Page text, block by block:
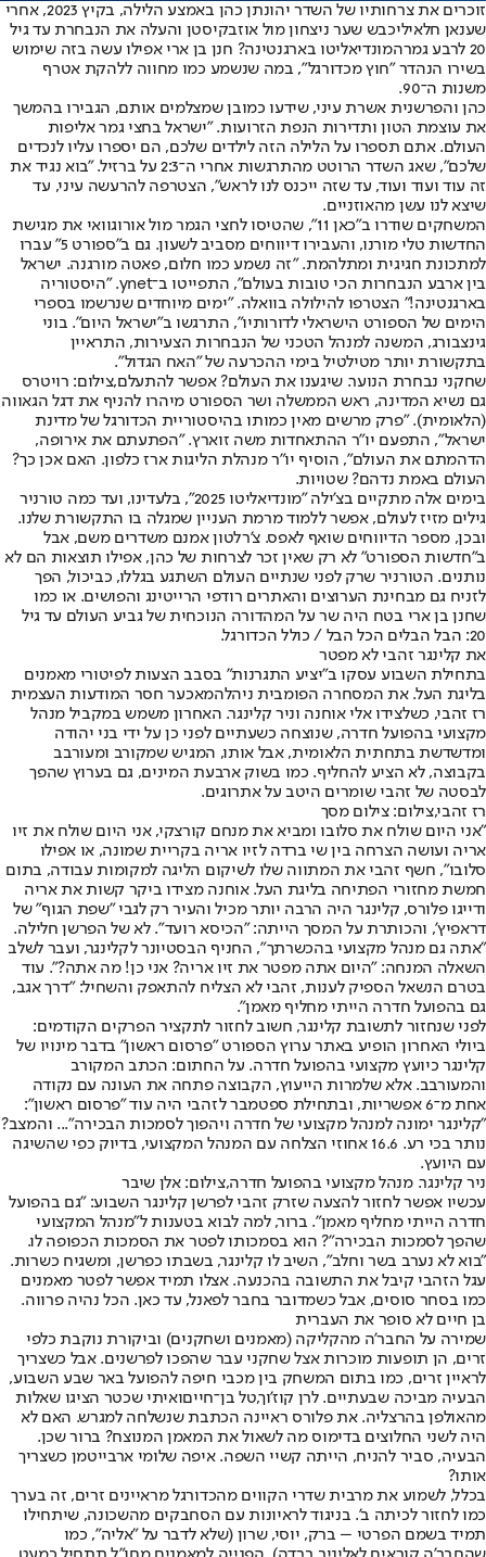
זוכרים את צרחותיו של השדר יהונתן כהן באמצע הלילה, בקיץ 2023, אחרי
שענאן חלאיליכבש שער ניצחון מול אוזבקיסטן והעלה את הנבחרת עד גיל
20 לרבע גמר
המונדיאליטו בארגנטינה? חנן בן ארי אפילו עשה בזה שימוש
בשירו הנהדר "חוץ מכדורגל", במה שנשמע כמו מחווה ללהקת אטרף
משנות ה־90.
כהן והפרשנית אשרת עיני, שידעו כמובן שמצלמים אותם, הגבירו בהמשך
את עוצמת הטון ותדירות הנפת הזרועות. "ישראל בחצי גמר אליפות
העולם. אתם תספרו על הלילה הזה לילדים שלכם, הם יספרו עליו לנכדים
שלכם", שאג השדר הרוטט מהתרגשות אחרי ה־2:3 על ברזיל. "בוא נגיד את
זה עוד ועוד ועוד, עד שזה ייכנס לנו לראש", הצטרפה להרעשה עיני, עד
שיצא לנו עשן מהאוזניים.
המשחקים שודרו ב"כאן 11", שהטיסו לחצי הגמר מול אורוגוואי את מגישת
החדשות טלי מורנו, והעבירו דיווחים מסביב לשעון. גם ב"ספורט 5" עברו
למתכונת חגיגית ומתלהמת. "זה נשמע כמו חלום, פאטה מורגנה. ישראל
בין ארבע הנבחרות הכי טובות בעולם", התפייטו ב־ynet. "היסטוריה
בארגנטינה!" הצטרפו להילולה בוואלה. "ימים מיוחדים שנרשמו בספרי
הימים של הספורט הישראלי לדורותיו", התרגשו ב"ישראל היום". בוני
גינצבורג, המשנה למנהל הטכני של הנבחרות הצעירות, התראיין
בתקשורת יותר מטילטיל בימי ההכרעה של "האח הגדול".
שחקני נבחרת הנוער. שיגענו את העולם? אפשר להתעלם,צילום: רויטרס
גם נשיא המדינה, ראש הממשלה ושר הספורט מיהרו להניף את דגל הגאווה
(הלאומית). "פרק מרשים מאין כמותו בהיסטוריית הכדורגל של מדינת
ישראל", התפעם יו"ר ההתאחדות משה זוארץ. "הפתעתם את אירופה,
הדהמתם את העולם", הוסיף יו"ר מנהלת הליגות ארז כלפון. האם אכן כך?
העולם באמת נדהם? שטויות.
בימים אלה מתקיים בצ'ילה "מונדיאליטו 2025", בלעדינו, ועד כמה טורניר
גילים מזיז לעולם, אפשר ללמוד מרמת העניין שמגלה בו התקשורת שלנו.
ובכן, מספר הדיווחים שואף לאפס. צ'רלטון אמנם משדרים משם, אבל
ב"חדשות הספורט" לא רק שאין זכר לצרחות של כהן, אפילו תוצאות הם לא
נותנים. הטורניר שרק לפני שנתיים העולם השתגע בגללו, כביכול, הפך
לזניח גם מבחינת הערוצים והאתרים רודפי הרייטינג והפושים. או כמו
שחנן בן ארי בטח היה שר על המהדורה הנוכחית של גביע העולם עד גיל
20: הבל הבלים הכל הבל / כולל הכדורגל.
את קלינגר זהבי לא מפטר
בתחילת השבוע עסקו ב"יציע התגרנות" בסבב הצעות לפיטורי מאמנים
בליגת העל. את המסחרה הפומבית ניהלהמאכער חסר המודעות העצמית
רז זהבי, כשלצידו אלי אוחנה וניר קלינגר. האחרון משמש במקביל מנהל
מקצועי בהפועל חדרה, שנוצחה כשעתיים לפני כן על ידי בני יהודה
ומדשדשת בתחתית הלאומית, אבל אותו, המגיש שמקורב ומעורבב
בקבוצה, לא הציע להחליף. כמו בשוק ארבעת המינים, גם בערוץ שהפך
לבסטה של זהבי שומרים היטב על אתרוגים.
רז זהבי,צילום: צילום מסך
"אני היום שולח את סלובו ומביא את מנחם קורצקי, אני היום שולח את זיו
אריה ועושה הצרחה בין שי ברדה לזיו אריה בקריית שמונה, או אפילו
סלובו", חשף זהבי את המתווה שלו לשיקום הליגה למקומות עבודה, בתום
חמשת מחזורי הפתיחה בליגת העל. אוחנה מצידו ביקר קשות את אריה
ודייגו פלורס, קלינגר היה הרבה יותר מכיל והעיר רק לגבי "שפת הגוף" של
דראפיץ', והכותרת על המסך הייתה: "הכיסא רועד". לא של הפרשן חלילה.
"אתה גם מנהל מקצועי בהכשרתך", החניף הבסטיונר לקלינגר, ועבר לשלב
השאלה המנחה: "היום אתה מפטר את זיו אריה? אני כן! מה אתה?". עוד
בטרם הנשאל הספיק לענות, זהבי לא הצליח להתאפק והשחיל: "דרך אגב,
גם בהפועל חדרה הייתי מחליף מאמן".
לפני שנחזור לתשובת קלינגר, חשוב לחזור לתקציר הפרקים הקודמים:
ביולי האחרון הופיע באתר ערוץ הספורט "פרסום ראשון" בדבר מינויו של
קלינגר כיועץ מקצועי בהפועל חדרה. על החתום: הכתב המקורב
והמעורבב. אלא שלמרות הייעוץ, הקבוצה פתחה את העונה עם נקודה
אחת מ־6 אפשריות, ובתחילת ספטמבר לזהבי היה עוד "פרסום ראשון":
"קלינגר ימונה למנהל מקצועי של חדרה ויהפוך לסמכות הבכירה"... והמצב?
נותר בכי רע. 16.6 אחוזי הצלחה עם המנהל המקצועי, בדיוק כפי שהשיגה
עם היועץ.
ניר קלינגר. מנהל מקצועי בהפועל חדרה,צילום: אלן שיבר
עכשיו אפשר לחזור להצעה שזרק זהבי לפרשן קלינגר השבוע: "גם בהפועל
חדרה הייתי מחליף מאמן". ברור, למה לבוא בטענות ל"מנהל המקצועי
שהפך לסמכות הבכירה"? הוא בסמכותו לפטר את הסמכות הכפופה לו.
"בוא לא נערב בשר וחלב", השיב לו קלינגר, בשבתו כפרשן, ומשגיח כשרות.
עגל הזהבי קיבל את התשובה בהכנעה. אצלו תמיד אפשר לפטר מאמנים
כמו בסחר סוסים, אבל כשמדובר בחבר לפאנל, עד כאן. הכל נהיה פרווה.
בן חיים לא סופר את העברית
שמירה על החבר'ה מהקליקה (מאמנים ושחקנים) וביקורת נוקבת כלפי
זרים, הן תופעות מוכרות אצל שחקני עבר שהפכו לפרשנים. אבל כשצריך
לראיין זרים, כמו בתום המשחק בין מכבי חיפה להפועל באר שבע השבוע,
הבעיה מביכה שבעתיים. לרן קוז'וך,טל בן־חייםואיתי שכטר הציגו שאלות
מהאולפן בהרצליה. את פלורס ראיינה הכתבת שנשלחה למגרש. האם לא
היה לשני החלוצים בדימוס מה לשאול את המאמן המנוצח? ברור שכן.
הבעיה, סביר להניח, הייתה קשיי השפה. איפה שלומי ארבייטמן כשצריך
אותו?
בכלל, לשמוע את מרבית שדרי הקווים מהכדורגל מראיינים זרים, זה בערך
כמו לחזור לכיתה ב'. בניגוד לראיונות עם הסחבקים מהשכונה, שיתחילו
תמיד בשמם הפרטי – ברק, יוסי, שרון (שלא לדבר על "אליה", כמו